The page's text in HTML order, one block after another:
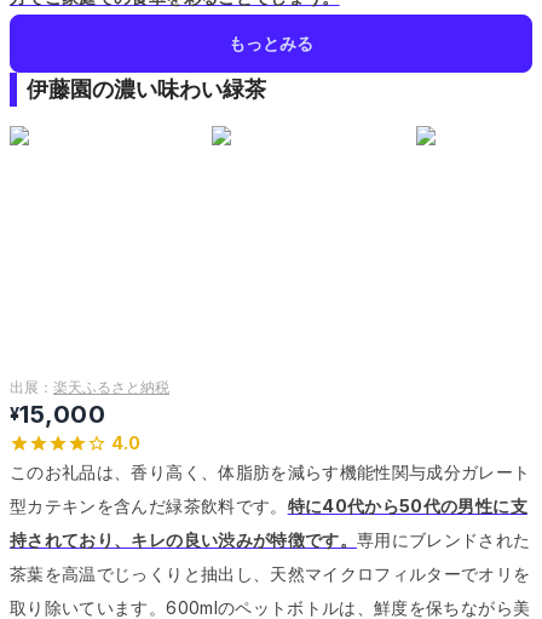
もっとみる
伊藤園の濃い味わい緑茶
出展： 楽天ふるさと納税
¥15,000
4.0
このお礼品は、香り高く、体脂肪を減らす機能性関与成分ガレート
型カテキンを含んだ緑茶飲料です。 特に40代から50代の男性に支
持されており、キレの良い渋みが特徴です。 専用にブレンドされた
茶葉を高温でじっくりと抽出し、天然マイクロフィルターでオリを
取り除いています。600mlのペットボトルは、鮮度を保ちながら美